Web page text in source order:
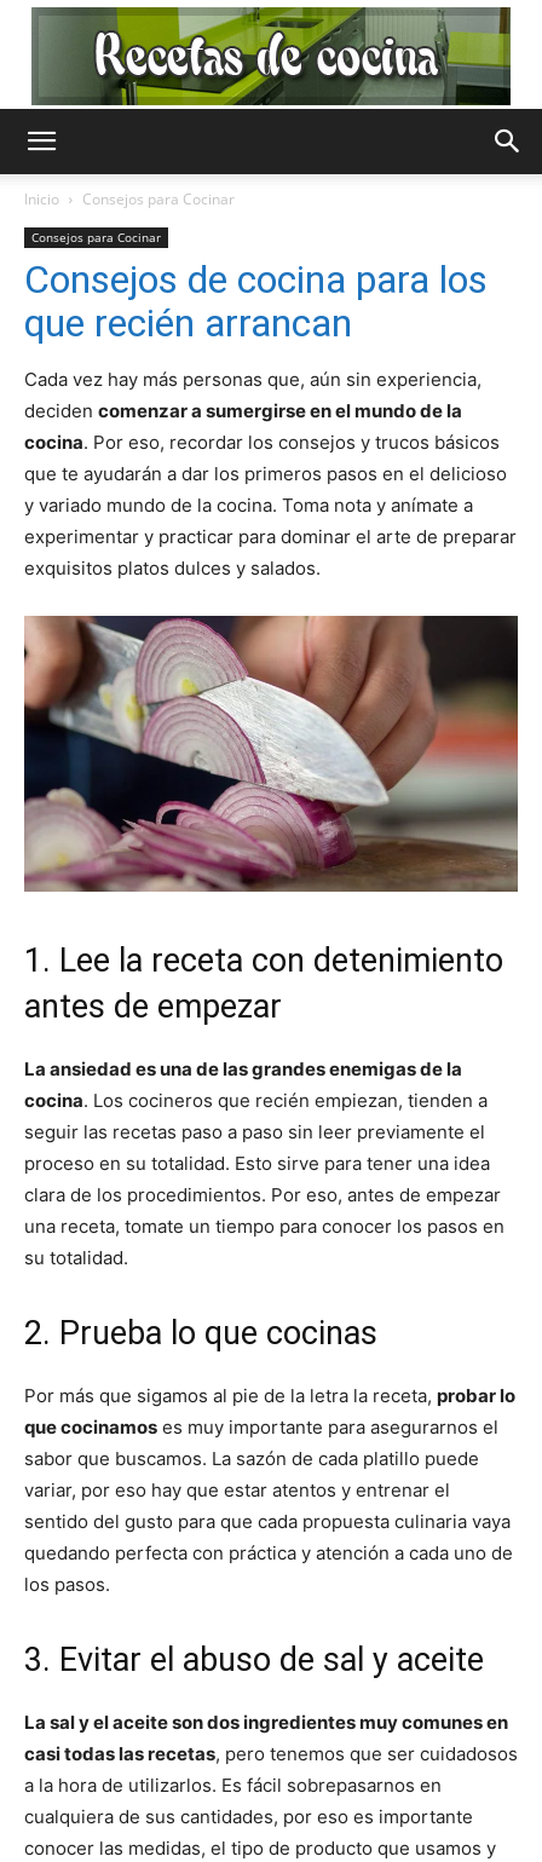
Cocina
Gratis
Receta
Cocina
Recetas
Inicio Consejos para Cocinar
Consejos para Cocinar
Consejos de cocina para los
que recién arrancan
Cada vez hay más personas que, aún sin experiencia,
deciden comenzar a sumergirse en el mundo de la
cocina. Por eso, recordar los consejos y trucos básicos
que te ayudarán a dar los primeros pasos en el delicioso
y variado mundo de la cocina. Toma nota y anímate a
experimentar y practicar para dominar el arte de preparar
exquisitos platos dulces y salados.
1. Lee la receta con detenimiento
antes de empezar
La ansiedad es una de las grandes enemigas de la
cocina. Los cocineros que recién empiezan, tienden a
seguir las recetas paso a paso sin leer previamente el
proceso en su totalidad. Esto sirve para tener una idea
clara de los procedimientos. Por eso, antes de empezar
una receta, tomate un tiempo para conocer los pasos en
su totalidad.
2. Prueba lo que cocinas
Por más que sigamos al pie de la letra la receta, probar lo
que cocinamos es muy importante para asegurarnos el
sabor que buscamos. La sazón de cada platillo puede
variar, por eso hay que estar atentos y entrenar el
sentido del gusto para que cada propuesta culinaria vaya
quedando perfecta con práctica y atención a cada uno de
los pasos.
3. Evitar el abuso de sal y aceite
La sal y el aceite son dos ingredientes muy comunes en
casi todas las recetas, pero tenemos que ser cuidadosos
a la hora de utilizarlos. Es fácil sobrepasarnos en
cualquiera de sus cantidades, por eso es importante
conocer las medidas, el tipo de producto que usamos y